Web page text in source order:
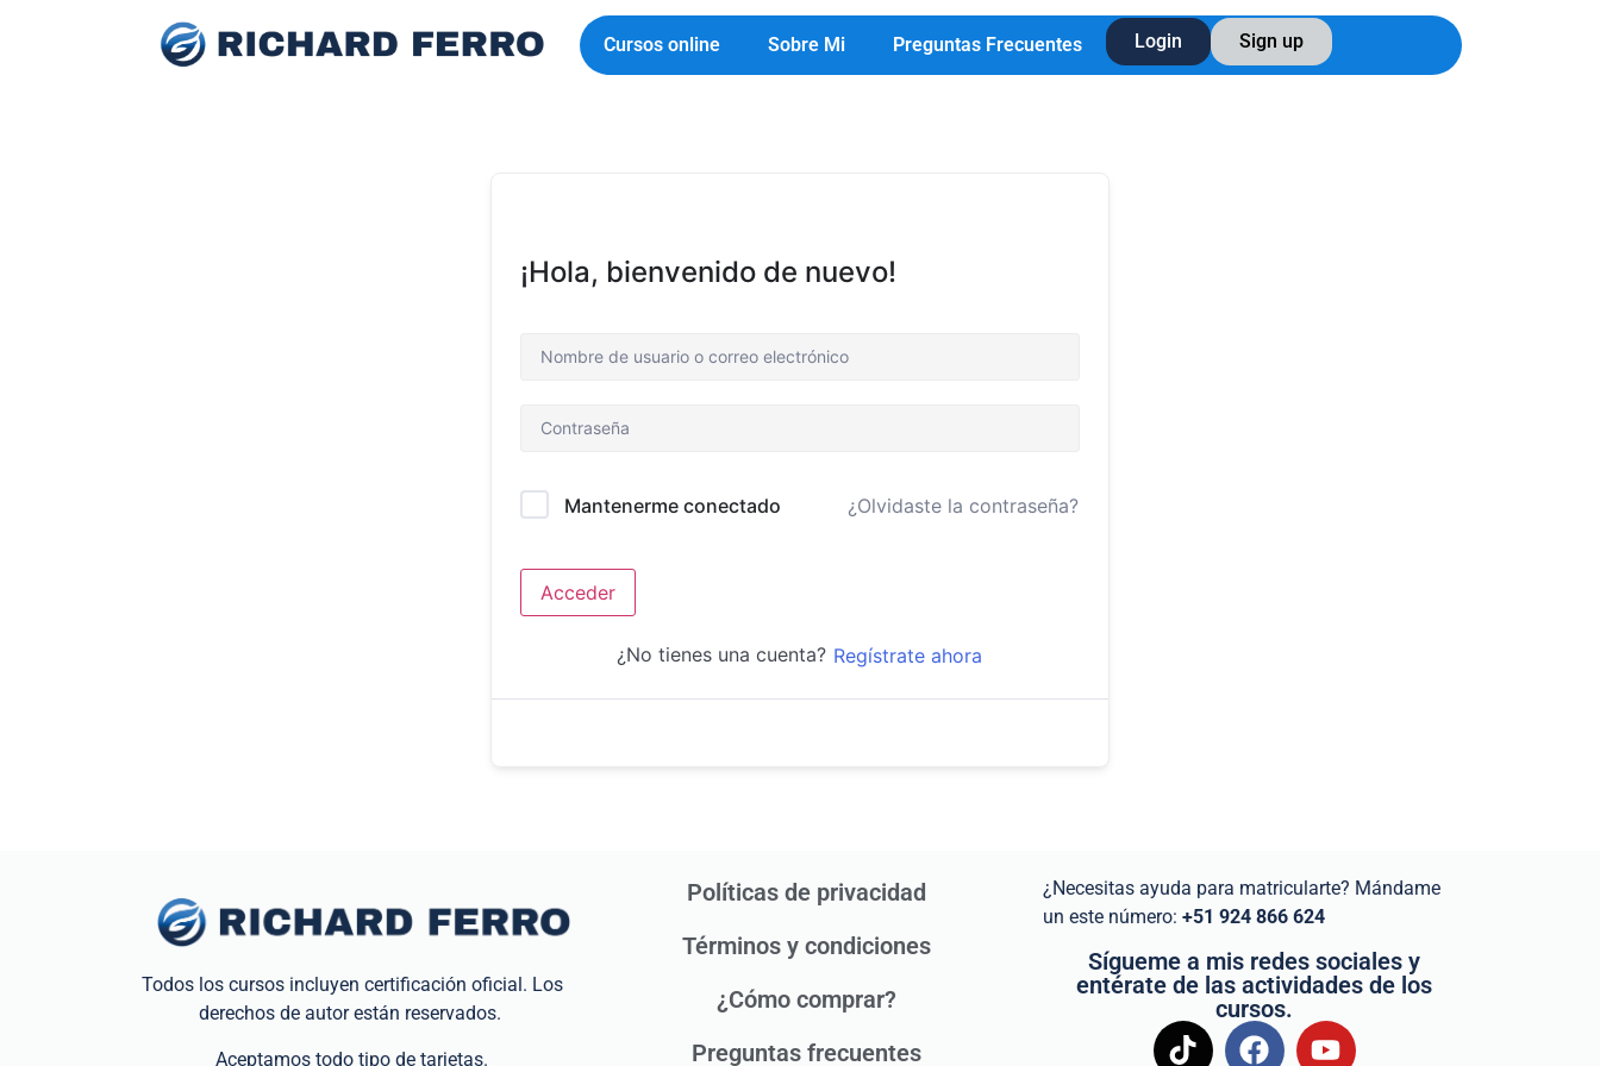
Cursos online Sobre Mi Preguntas Frecuentes Login Sign up
¡Hola, bienvenido de nuevo!
Mantenerme conectado ¿Olvidaste la contraseña?
Acceder
¿No tienes una cuenta? Regístrate ahora
Todos los cursos incluyen certificación oficial. Los
derechos de autor están reservados.
Aceptamos todo tipo de tarjetas.
Políticas de privacidad
Términos y condiciones
¿Cómo comprar?
Preguntas frecuentes
¿Necesitas ayuda para matricularte? Mándame
un este número: +51 924 866 624
Sígueme a mis redes sociales y
entérate de las actividades de los
cursos.